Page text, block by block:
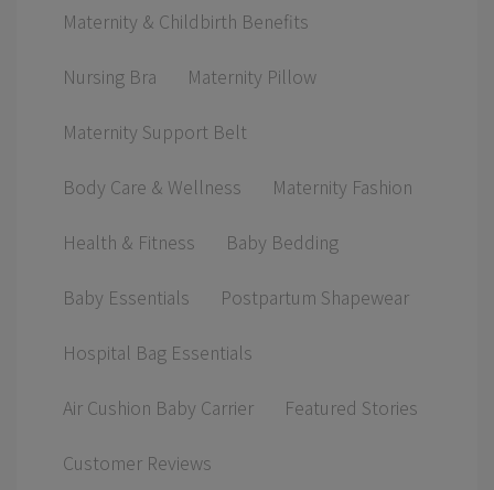
Maternity & Childbirth Benefits
Nursing Bra Maternity Pillow
Maternity Support Belt
Body Care & Wellness Maternity Fashion
Health & Fitness Baby Bedding
Baby Essentials Postpartum Shapewear
Hospital Bag Essentials
Air Cushion Baby Carrier Featured Stories
Customer Reviews